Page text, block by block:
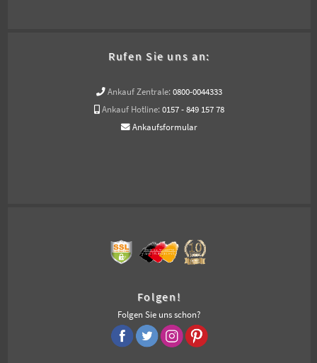
Rufen Sie uns an:
Ankauf Zentrale: 0800-0044333
Ankauf Hotline: 0157 - 849 157 78
Ankaufsformular
Folgen!
Folgen Sie uns schon?